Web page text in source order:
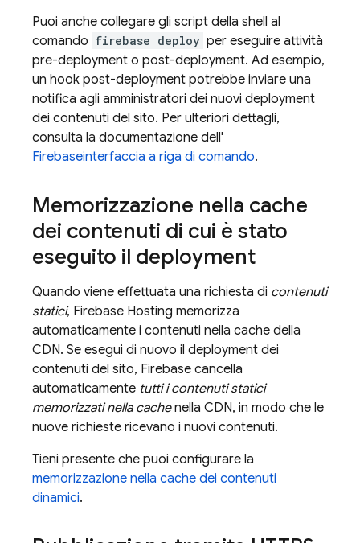
Puoi anche collegare gli script della shell al
comando firebase deploy per eseguire attività
pre-deployment o post-deployment. Ad esempio,
un hook post-deployment potrebbe inviare una
notifica agli amministratori dei nuovi deployment
dei contenuti del sito. Per ulteriori dettagli,
consulta la documentazione dell'
Firebaseinterfaccia a riga di comando.
Memorizzazione nella cache
dei contenuti di cui è stato
eseguito il deployment
Quando viene effettuata una richiesta di contenuti
statici, Firebase Hosting memorizza
automaticamente i contenuti nella cache della
CDN. Se esegui di nuovo il deployment dei
contenuti del sito, Firebase cancella
automaticamente tutti i contenuti statici
memorizzati nella cachenella CDN, in modo che le
nuove richieste ricevano i nuovi contenuti.
Tieni presente che puoi configurare la
memorizzazione nella cache dei contenuti
dinamici.